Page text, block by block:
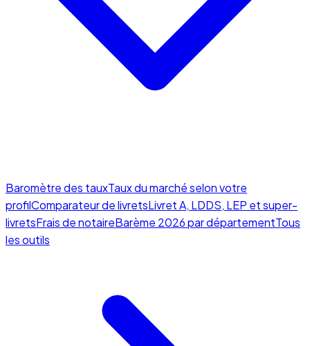
Baromètre des tauxTaux du marché selon votre
profilComparateur de livretsLivret A, LDDS, LEP et super-
livretsFrais de notaireBarème 2026 par départementTous
les outils